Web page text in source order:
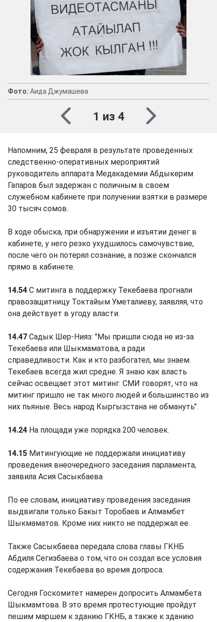
Фото: Аида Джумашева
1 из 4
Напомним, 25 февраля в результате проведенных
следственно-оперативных мероприятий
руководитель аппарата Медакадемии Абдыкерим
Гапаров был задержан с поличным в своем
служебном кабинете при получении взятки в размере
30 тысяч сомов.
В ходе обыска, при обнаружении и изъятии денег в
кабинете, у него резко ухудшилось самочувствие,
после чего он потерял сознание, а позже скончался
прямо в кабинете.
14.54 С митинга в поддержку Текебаева прогнали
правозащитницу Токтайым Уметалиеву, заявляя, что
она действует в угоду власти.
14.47 Садык Шер-Нияз: "Мы пришли сюда не из-за
Текебаева или Шыкмаматова, а ради
справедливости. Как и кто разбогател, мы знаем.
Текебаев всегда жил средне. Я знаю как власть
сейчас освещает этот митинг. СМИ говорят, что на
митинг пришло не так много людей и большинство из
них пьяные. Весь народ Кыргызстана не обмануть".
14.24 На площади уже порядка 200 человек.
14.15 Митингующие не поддержали инициативу
проведения внеочередного заседания парламента,
заявила Асия Сасыкбаева
По ее словам, инициативу проведения заседания
выдвигали только Бакыт Торобаев и Алмамбет
Шыкмаматов. Кроме них никто не поддержал ее.
Также Сасыкбаева передала слова главы ГКНБ
Абдиля Сегизбаева о том, что он создал все условия
содержания Текебаева во время допроса.
Сегодня Госкомитет намерен допросить Алмамбета
Шыкмамтова. В это время протестующие пройдут
пешим маршем к зданию ГКНБ, а также к зданию